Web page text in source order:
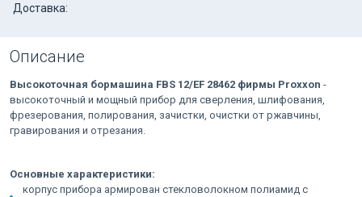
Доставка:
Описание
Высокоточная бормашина FBS 12/ЕF 28462 фирмы Proxxon -
высокоточный и мощный прибор для сверления, шлифования,
фрезерования, полирования, зачистки, очистки от ржавчины,
гравирования и отрезания.
Основные характеристики:
корпус прибора армирован стекловолокном полиамид с